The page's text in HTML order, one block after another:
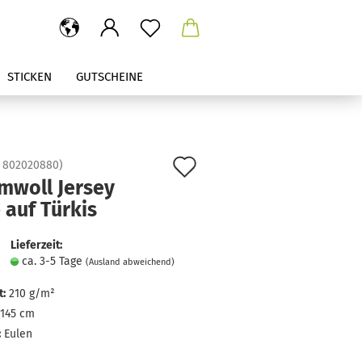
STICKEN GUTSCHEINE
802020880)
Jersey
auf Türkis
Lieferzeit:
ca. 3-5 Tage (Ausland abweichend)
210 g/m²
145 cm
Eulen